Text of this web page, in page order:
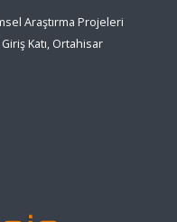
Araştırma Projeleri
Katı, Ortahisar